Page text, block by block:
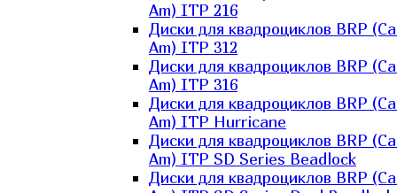
Am) ITP 216
Диски для квадроциклов BRP
Am) ITP 312
Диски для квадроциклов BRP
Am) ITP 316
Диски для квадроциклов BRP
Am) ITP Hurricane
Диски для квадроциклов BRP
Am) ITP SD Series Beadlock
Диски для квадроциклов BRP